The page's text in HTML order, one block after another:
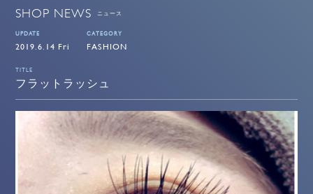
SHOP NEWS ニュース
UPDATE
2019.6.14 Fri
CATEGORY
FASHION
TITLE
フラットラッシュ